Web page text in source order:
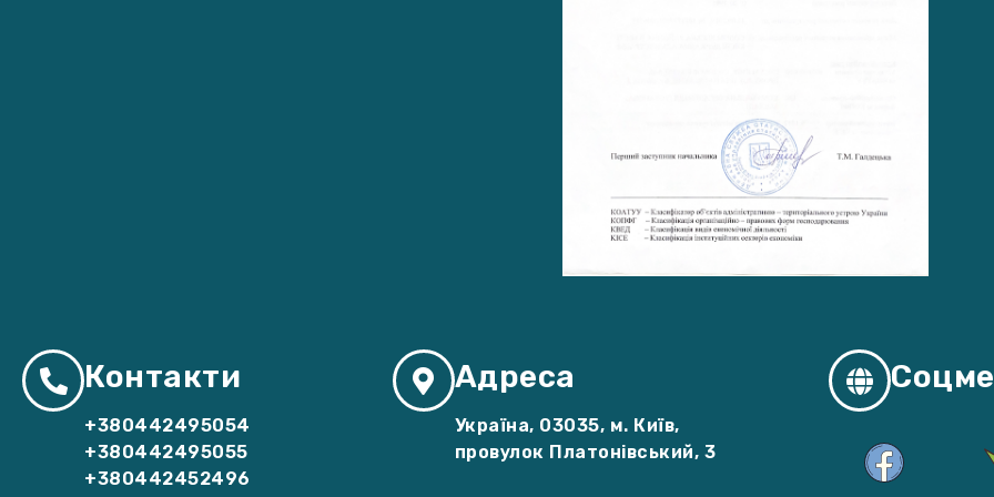
Контакти
+380442495054
+380442495055
+380442452496
Адреса
Україна, 03035, м. Київ,
провулок Платонівський, 3